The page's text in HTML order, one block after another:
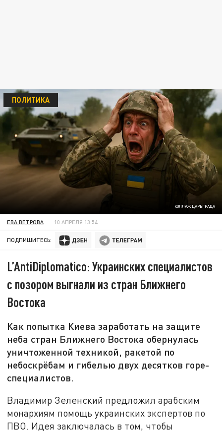
КОЛЛАЖ ЦАРЬГРАДА
ПОЛИТИКА
ЕВА ВЕТРОВА 10 АПРЕЛЯ 13:54
ПОДПИШИТЕСЬ:
L’AntiDiplomatico: Украинских специалистов
с позором выгнали из стран Ближнего
Востока
Как попытка Киева заработать на защите
неба стран Ближнего Востока обернулась
уничтоженной техникой, ракетой по
небоскрёбам и гибелью двух десятков горе-
специалистов.
Владимир Зеленский предложил арабским
монархиям помощь украинских экспертов по
ПВО. Идея заключалась в том, чтобы